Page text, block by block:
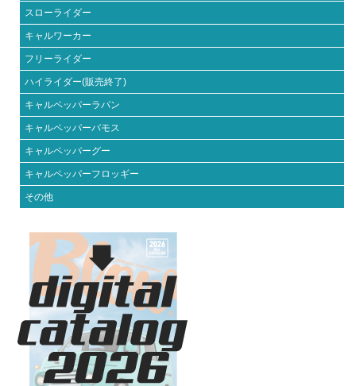
スローライダー
キャルワーカー
フリーライダー
ハイライダー(販売終了)
キャルペッパーラパン
キャルペッパーバモス
キャルペッパーグー
キャルペッパーフロッギー
その他